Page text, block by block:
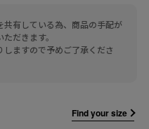
有している為、商品の手配が
だきます。
ますので予めご了承くださ
Find your size